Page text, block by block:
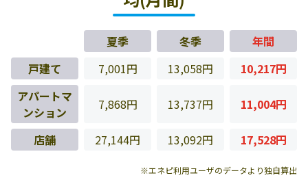
夏季 冬季
年間
戸建て
7,001円 13,058円
10,217円
アパートマ
ンション
7,868円 13,737円 11,004円
店舗 27,144円 13,092円 17,528円
※エネピ利用ユーザのデータより独自算出